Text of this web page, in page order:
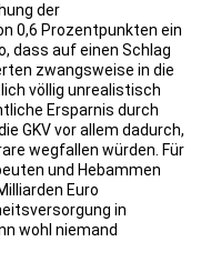
der
0,6 Prozentpunkten ein
dass auf einen Schlag
zwangsweise in die
völlig unrealistisch
Ersparnis durch
GKV vor allem dadurch,
wegfallen würden. Für
und Hebammen
Euro
in
wohl niemand